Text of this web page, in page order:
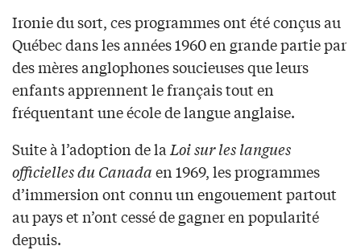
Ironie du sort, ces programmes ont été conçus au
Québec dans les années 1960 en grande partie par
des mères anglophones soucieuses que leurs
enfants apprennent le français tout en
fréquentant une école de langue anglaise.
Suite à l’adoption de la Loi sur les langues
officielles du Canadaen 1969, les programmes
d’immersion ont connu un engouement partout
au pays et n’ont cessé de gagner en popularité
depuis.